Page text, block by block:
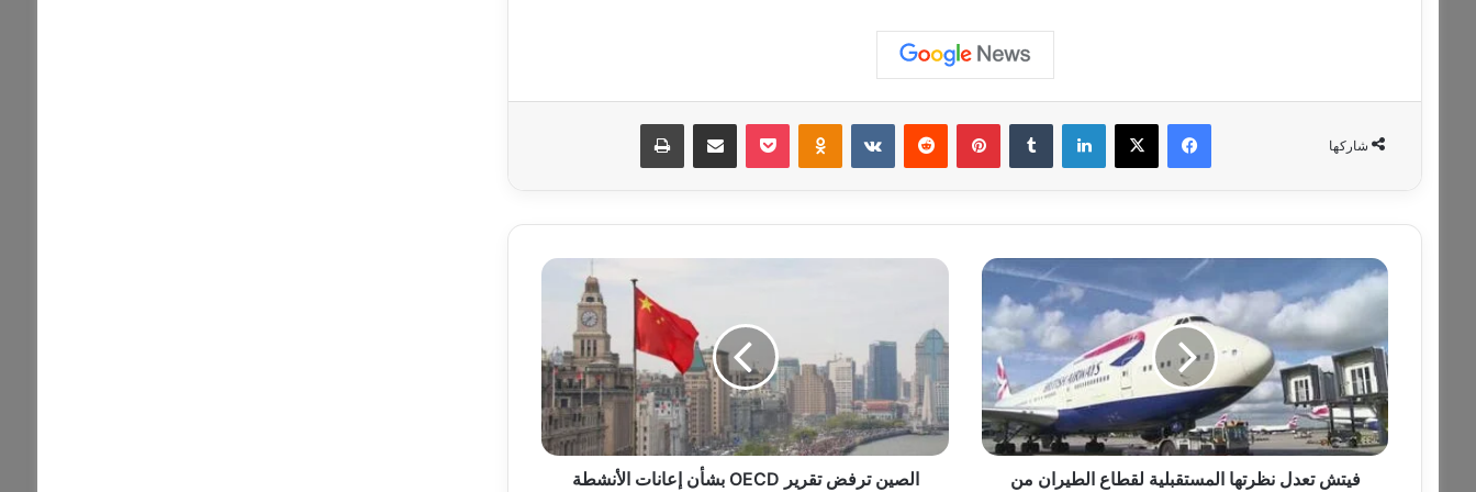
شاركها
فيسبوك ‫X لينكدإن ‏Tumblr بينتيريست ‏Reddit
‏VKontakte
Odnoklassniki
‫Pocket مشاركة عبر البريد طباعة
ف
ي
ش
ت
ع
د
ل
ن
فيتش تعدل نظرتها المستقبلية لقطاع الطيران من
ا
ي
ن
ت
ر
ف
ض
الصين ترفض تقرير OECD بشأن إعانات الأنشطة